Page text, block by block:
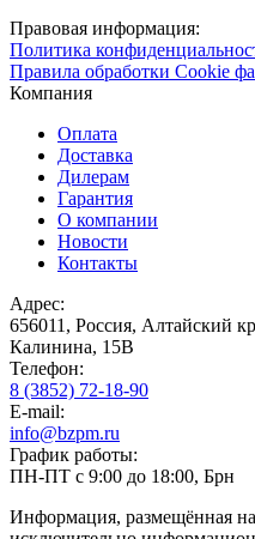
Правовая информация:
Политика
Правила обработки Cookie
Компания
Оплата
Доставка
Дилерам
Гарантия
О компании
Новости
Контакты
Адрес:
656011, Россия, Алтайский
Калинина, 15В
Телефон:
8 (3852) 72-18-90
E-mail:
info@bzpm.ru
График работы:
ПН-ПТ с 9:00 до 18:00, Брн
Информация, размещённая